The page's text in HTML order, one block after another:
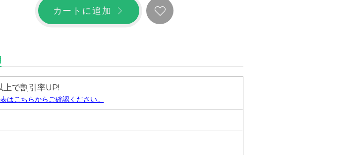
カートに追加
上で割引率UP!
はこちらからご確認ください。